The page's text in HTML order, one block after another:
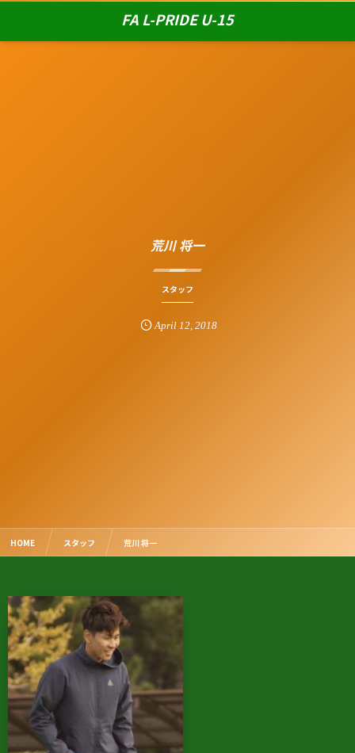
FA L-PRIDE U-15
荒川 将一
スタッフ
April 12,2018
HOME スタッフ 荒川 将一